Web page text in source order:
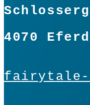
4070
fairytale-